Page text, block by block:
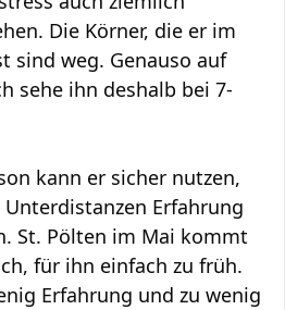
Die Körner, die er im
sind weg. Genauso auf
sehe ihn deshalb bei 7-
kann er sicher nutzen,
Erfahrung
St. Pölten im Mai kommt
für ihn einfach zu früh.
Erfahrung und zu wenig